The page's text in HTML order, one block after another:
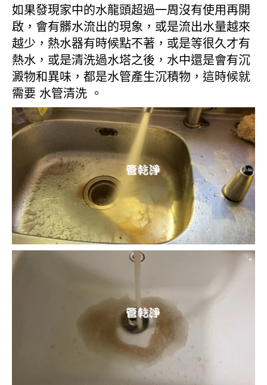
如果發現家中的水龍頭超過一周沒有使用再開
啟，會有髒水流出的現象，或是流出水量越來
越少，熱水器有時候點不著，或是等很久才有
熱水，或是清洗過水塔之後，水中還是會有沉
澱物和異味，都是水管產生沉積物，這時候就
需要 水管清洗 。